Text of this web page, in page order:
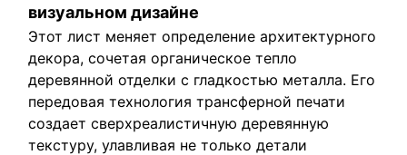
визуальном дизайне
Этот лист меняет определение архитектурного
декора, сочетая органическое тепло
деревянной отделки с гладкостью металла. Его
передовая технология трансферной печати
создает сверхреалистичную деревянную
текстуру, улавливая не только детали